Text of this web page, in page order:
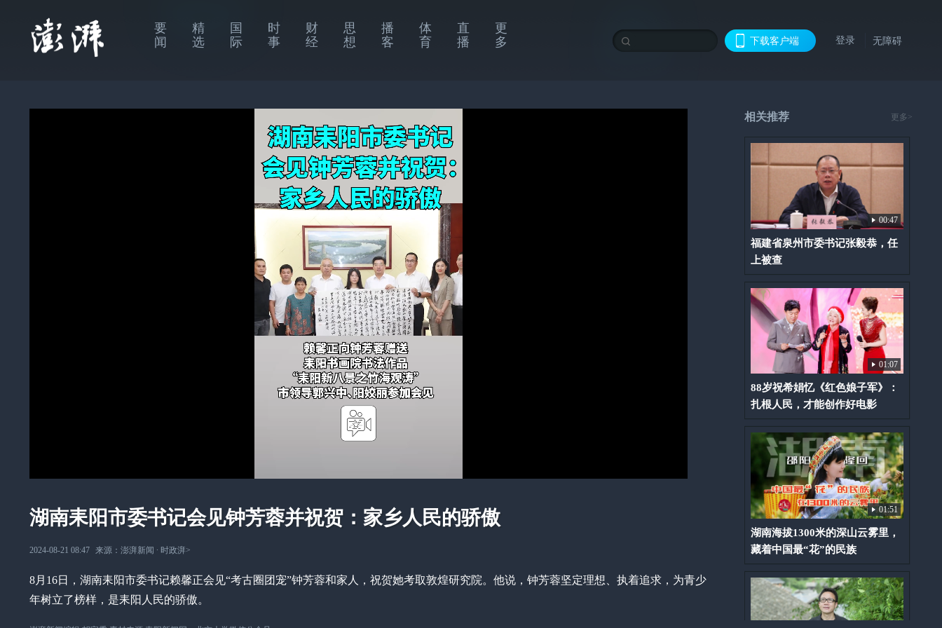
要
闻
精
选
国
际
时
事
财
经
思
想
播
客
体
育
直
播
更
多
下载客户端 登录 无障碍
湖南耒阳市委书记会见钟芳蓉并祝贺：家乡人民的骄傲
2024-08-21 08:47 来源： 澎湃新闻 ∙ 时政湃>
8月16日，湖南耒阳市委书记赖馨正会见“考古圈团宠”钟芳蓉和家人，祝贺她考取敦煌研究院。他说，钟芳蓉坚定理想、执着追求，为青少
年树立了榜样，是耒阳人民的骄傲。
相关推荐 更多>
00:47
福建省泉州市委书记张毅恭，任
上被查
01:07
88岁祝希娟忆《红色娘子军》：
扎根人民，才能创作好电影
01:51
湖南海拔1300米的深山云雾里，
藏着中国最“花”的民族